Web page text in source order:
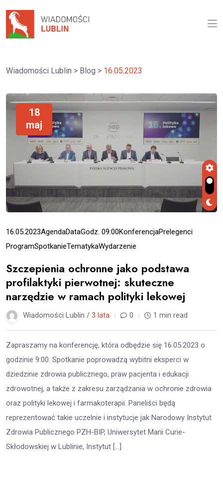
Wiadomości Lublin > Blog > 16.05.2023
18
maj
16.05.2023AgendaDataGodz. 09:00KonferencjaPrelegenci
ProgramSpotkanieTematykaWydarzenie
Szczepienia ochronne jako podstawa
profilaktyki pierwotnej: skuteczne
narzędzie w ramach polityki lekowej
Wiadomości Lublin / 3 lata 0 1 min read
Zapraszamy na konferencję, która odbędzie się 16.05.2023 o
godzinie 9:00. Spotkanie poprowadzą wybitni eksperci w
dziedzinie zdrowia publicznego, praw pacjenta i edukacji
zdrowotnej, a także z zakresu zarządzania w ochronie zdrowia
oraz polityki lekowej i farmakoterapii. Paneliści będą
reprezentować takie uczelnie i instytucje jak Narodowy Instytut
Zdrowia Publicznego PZH-BIP, Uniwersytet Marii Curie-
Skłodowskiej w Lublinie, Instytut […]